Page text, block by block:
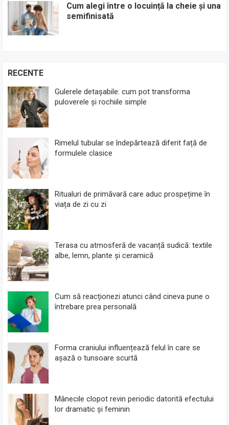
Cum alegi între o locuință la cheie și una
semifinisată
RECENTE
Gulerele detașabile: cum pot transforma
puloverele și rochiile simple
Rimelul tubular se îndepărtează diferit față de
formulele clasice
Ritualuri de primăvară care aduc prospețime în
viața de zi cu zi
Terasa cu atmosferă de vacanță sudică: textile
albe, lemn, plante și ceramică
Cum să reacționezi atunci când cineva pune o
întrebare prea personală
Forma craniului influențează felul în care se
așază o tunsoare scurtă
Mânecile clopot revin periodic datorită efectului
lor dramatic și feminin